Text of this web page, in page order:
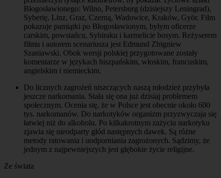
Błogosławionego: Wilno, Petersburg (dzisiejszy Leningrad),
Syberię, Linz, Graz, Czerną, Wadowice, Kraków, Györ. Film
pokazuje pamiątki po Błogosławionym, byłym oficerze
carskim, powstańcu, Sybiraku i karmelicie bosym. Reżyserem
filmu i autorem scenariusza jest Edmund Zbigniew
Szaniawski. Obok wersji polskiej przygotowane zostały
komentarze w językach hiszpańskim, włoskim, francuskim,
angielskim i niemieckim.
Do licznych zagrożeń niszczących naszą młodzież przybyła
jeszcze narkomania. Stała się ona już dzisiaj problemem
społecznym. Ocenia się, że w Polsce jest obecnie około 600
tys. narkomanów. Do narkotyków organizm przyzwyczaja się
łatwiej niż do alkoholu. Po kilkakrotnym zażyciu narkotyku
zjawia się nieodparty głód następnych dawek. Są różne
metody ratowania i uodporniania zagrożonych. Sądzimy, że
jednym z najpewniejszych jest głębokie życie religijne.
Ze świata